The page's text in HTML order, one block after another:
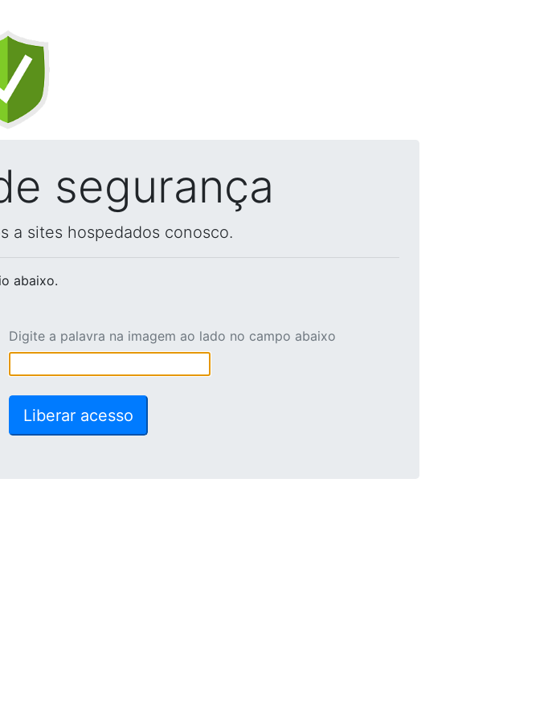
segurança
a sites hospedados conosco.
abaixo.
Digite a palavra na imagem ao lado no campo abaixo